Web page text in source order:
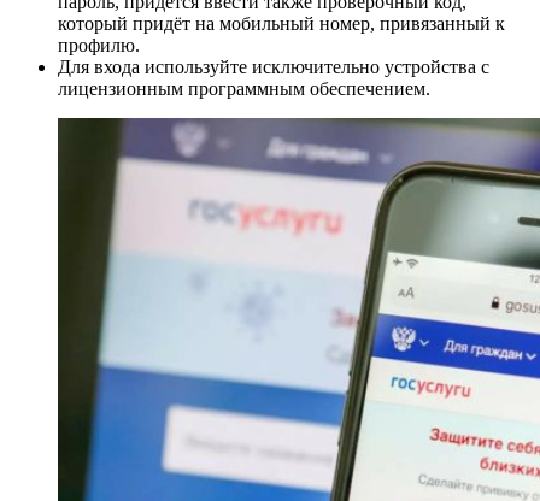
который придёт на мобильный номер, привязанный к
профилю.
Для входа используйте исключительно устройства с
лицензионным программным обеспечением.